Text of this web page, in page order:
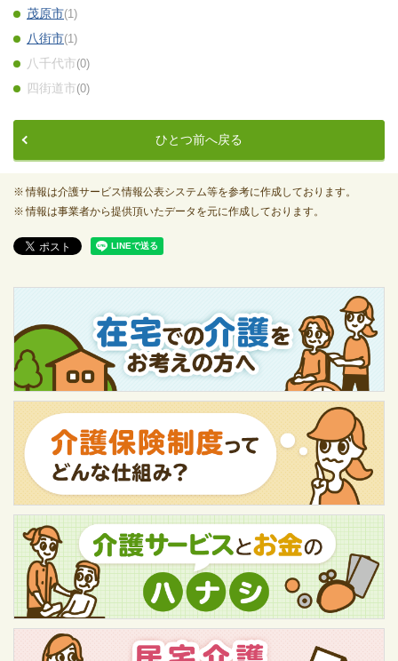
茂原市 1
八街市 1
八千代市 0
四街道市 0
ひとつ前へ戻る
情報は介護サービス情報公表システム等を参考に作成しております。
情報は事業者から提供頂いたデータを元に作成しております。